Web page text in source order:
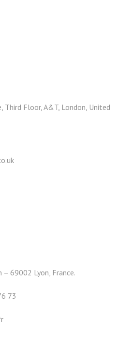
Third Floor, A&T, London, United
69002 Lyon, France.
73